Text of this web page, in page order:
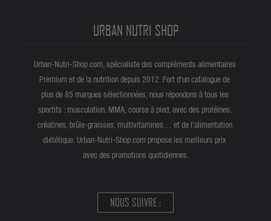
URBAN NUTRI SHOP
Urban-Nutri-Shop.com, spécialiste des compléments alimentaires
Premium et de la nutrition depuis 2012. Fort d'un catalogue de
plus de 85 marques sélectionnées, nous répondons à tous les
sportifs : musculation, MMA, course à pied, avec des protéines,
créatines, brûle-graisses, multivitamines… et de l'alimentation
diététique. Urban-Nutri-Shop.com propose les meilleurs prix
avec des promotions quotidiennes.
NOUS SUIVRE :